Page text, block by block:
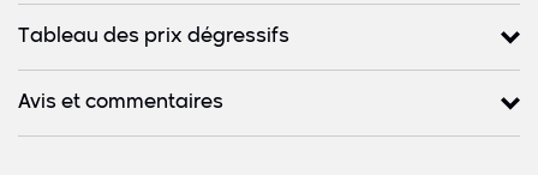
Tableau des prix dégressifs
Avis et commentaires